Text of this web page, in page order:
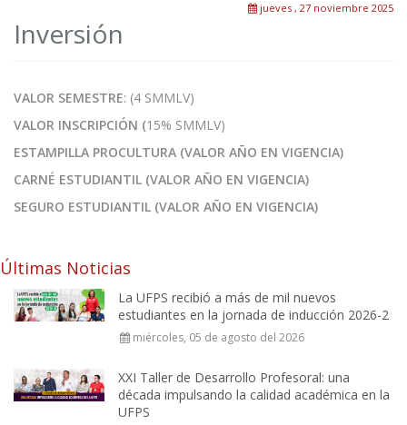
jueves , 27 noviembre 2025
Inversión
VALOR SEMESTRE: (4 SMMLV)
VALOR INSCRIPCIÓN (15% SMMLV)
ESTAMPILLA PROCULTURA (VALOR AÑO EN VIGENCIA)
CARNÉ ESTUDIANTIL (VALOR AÑO EN VIGENCIA)
SEGURO ESTUDIANTIL (VALOR AÑO EN VIGENCIA)
Últimas Noticias
La UFPS recibió a más de mil nuevos
estudiantes en la jornada de inducción 2026-2
miércoles, 05 de agosto del 2026
XXI Taller de Desarrollo Profesoral: una
década impulsando la calidad académica en la
UFPS